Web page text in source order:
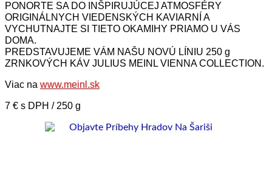
PONORTE SA DO INŠPIRUJÚCEJ ATMOSFÉRY
ORIGINÁLNYCH VIEDENSKÝCH KAVIARNÍ A
VYCHUTNAJTE SI TIETO OKAMIHY PRIAMO U VÁS
DOMA.
PREDSTAVUJEME VÁM NAŠU NOVÚ LÍNIU 250 g
ZRNKOVÝCH KÁV JULIUS MEINL VIENNA COLLECTION.
Viac na www.meinl.sk
7 € s DPH / 250 g